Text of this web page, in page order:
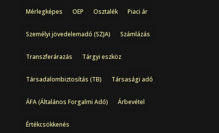
Mérlegképes OEP Osztalék Piaci ár
Személyi jövedelemadó (SZJA) Számlázás
Transzferárazás Tárgyi eszköz
Társadalombiztosítás (TB) Társasági adó
ÁFA (Általános Forgalmi Adó) Árbevétel
Értékcsökkenés